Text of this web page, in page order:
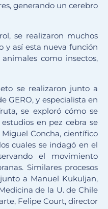
generando un cerebro
se realizaron muchos
y así esta nueva función
como insectos,
se realizaron junto a
GERO, y especialista en
se exploró cómo se
en pez cebra se
Concha, científico
cuales se indagó en el
el movimiento
Similares procesos
a Manuel Kukuljan,
de la U. de Chile
Felipe Court, director